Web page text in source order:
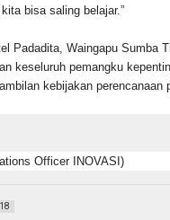
bisa saling belajar.”
Padadita, Waingapu Sumba
keseluruh pemangku
kebijakan
Officer INOVASI)
18